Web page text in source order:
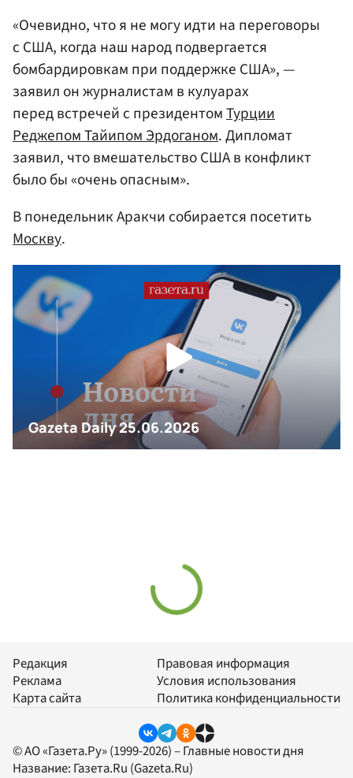
«Очевидно, что я не могу идти на переговоры
с США, когда наш народ подвергается
бомбардировкам при поддержке США», —
заявил он журналистам в кулуарах
перед встречей с президентомТурции
Реджепом Тайипом Эрдоганом. Дипломат
заявил, что вмешательство США в конфликт
было бы «очень опасным».
В понедельник Аракчи собирается посетить
Москву.
Редакция
Реклама
Карта сайта
Правовая информация
Условия использования
Политика конфиденциальности
© АО «Газета.Ру» (1999-2026) – Главные новости дня
Название: Газета.Ru (Gazeta.Ru)